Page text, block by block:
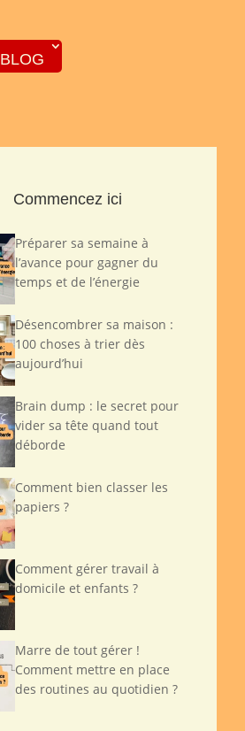
BLOG
Commencez ici
Préparer sa semaine à
l’avance pour gagner du
temps et de l’énergie
Désencombrer sa maison :
100 choses à trier dès
aujourd’hui
Brain dump : le secret pour
vider sa tête quand tout
déborde
Comment bien classer les
papiers ?
Comment gérer travail à
domicile et enfants ?
Marre de tout gérer !
Comment mettre en place
des routines au quotidien ?